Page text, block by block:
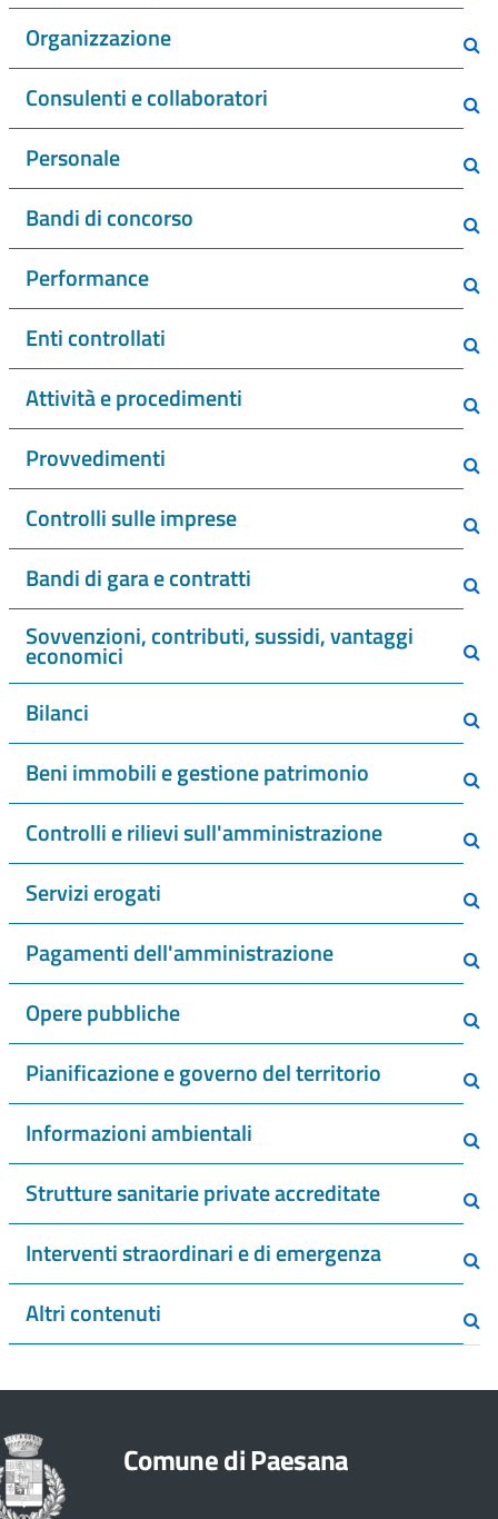
Organizzazione
Consulenti e collaboratori
Personale
Bandi di concorso
Performance
Enti controllati
Attività e procedimenti
Provvedimenti
Controlli sulle imprese
Bandi di gara e contratti
Sovvenzioni, contributi, sussidi, vantaggi
economici
Bilanci
Beni immobili e gestione patrimonio
Controlli e rilievi sull'amministrazione
Servizi erogati
Pagamenti dell'amministrazione
Opere pubbliche
Pianificazione e governo del territorio
Informazioni ambientali
Strutture sanitarie private accreditate
Interventi straordinari e di emergenza
Altri contenuti
Comune di Paesana